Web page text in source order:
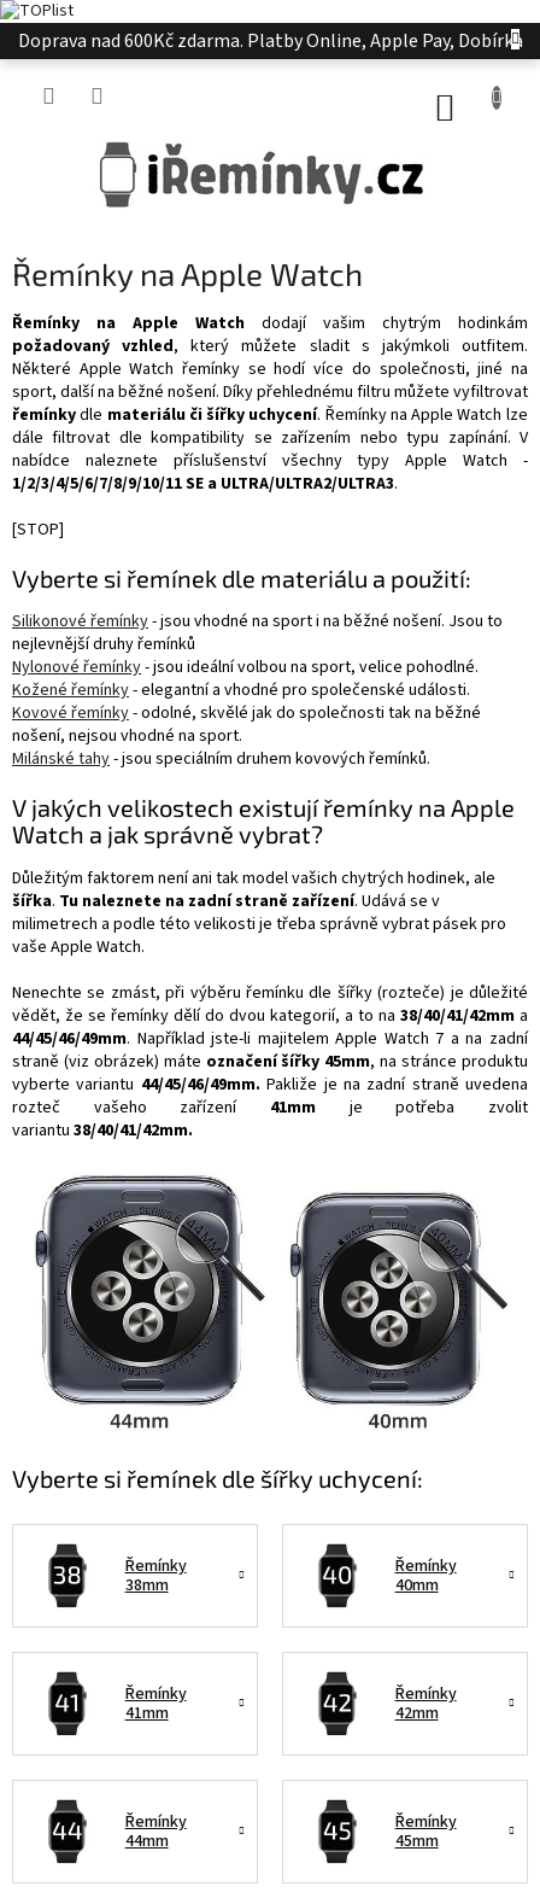
Přejít
na
Doprava nad 600Kč zdarma. Platby Online, Apple Pay, Dobírka
Řemínky na Apple Watch
Řemínky na Apple Watch dodají vašim chytrým hodinkám
požadovaný vzhled, který můžete sladit s jakýmkoli outfitem.
Některé Apple Watch řemínky se hodí více do společnosti, jiné na
sport, další na běžné nošení. Díky přehlednému filtru můžete vyfiltrovat
řemínkydle materiálu čišířky uchycení. Řemínky na Apple Watch lze
dále filtrovat dle kompatibility se zařízením nebo typu zapínání. V
nabídce naleznete příslušenství všechny typy Apple Watch -
1/2/3/4/5/6/7/8/9/10/11 SE a ULTRA/ULTRA2/ULTRA3.
[STOP]
Vyberte si řemínek dle materiálu a použití:
Silikonové řemínky- jsou vhodné na sport i na běžné nošení. Jsou to
nejlevnější druhy řemínků
Nylonové řemínky- jsou ideální volbou na sport, velice pohodlné.
Kožené řemínky- elegantní a vhodné pro společenské události.
Kovové řemínky- odolné, skvělé jak do společnosti tak na běžné
nošení, nejsou vhodné na sport.
Milánské tahy- jsou speciálním druhem kovových řemínků.
V jakých velikostech existují řemínky na Apple
Watch a jak správně vybrat?
Důležitým faktorem není ani tak model vašich chytrých hodinek, ale
šířka. Tu naleznete na zadní straně zařízení. Udává se v
milimetrech a podle této velikosti je třeba správně vybrat pásek pro
vaše Apple Watch.
Nenechte se zmást, při výběru řemínku dle šířky (rozteče) je důležité
vědět, že se řemínky dělí do dvou kategorií, a to na 38/40/41/42mm a
44/45/46/49mm. Například jste-li majitelem Apple Watch 7 a na zadní
straně (viz obrázek) máte označení šířky 45mm, na stránce produktu
vyberte variantu 44/45/46/49mm.Pakliže je na zadní straně uvedena
rozteč vašeho zařízení 41mm je potřeba zvolit
variantu 38/40/41/42mm.
Vyberte si řemínek dle šířky uchycení:
Řemínky
38mm
Řemínky
40mm
Řemínky
41mm
Řemínky
42mm
Řemínky
44mm
Řemínky
45mm